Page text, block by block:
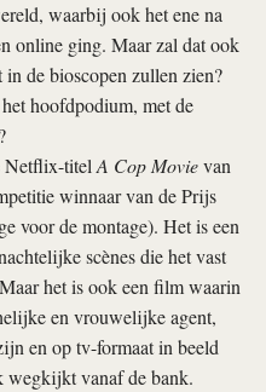
waarbij ook het ene na
online ging. Maar zal dat ook
de bioscopen zullen zien?
hoofdpodium, met de
Netflix-titelA Cop Movievan
winnaar van de Prijs
voor de montage). Het is een
scènes die het vast
het is ook een film waarin
en vrouwelijke agent,
en op tv-formaat in beeld
vanaf de bank.